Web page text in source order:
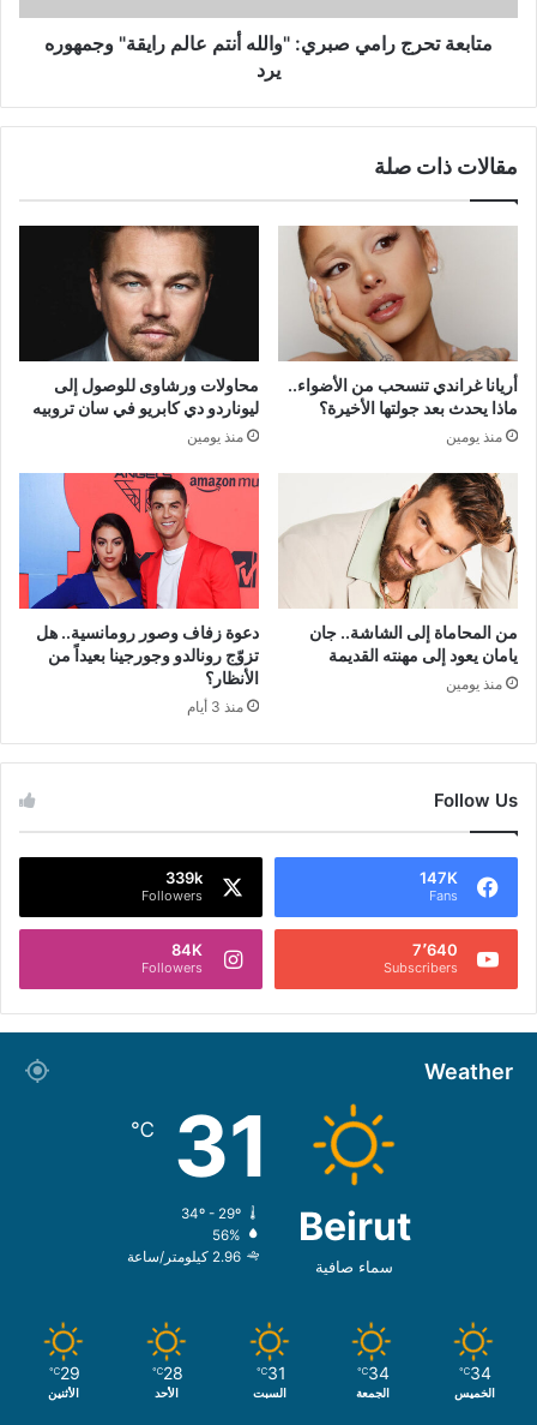
وجمهوره
متابعة تحرج رامي صبري: "والله أنتم عالم رايقة" وجمهوره
يرد
مقالات ذات صلة
أريانا غراندي تنسحب من الأضواء..
ماذا يحدث بعد جولتها الأخيرة؟
منذ يومين
محاولات ورشاوى للوصول إلى
ليوناردو دي كابريو في سان تروبيه
منذ يومين
من المحاماة إلى الشاشة.. جان
يامان يعود إلى مهنته القديمة
منذ يومين
دعوة زفاف وصور رومانسية.. هل
تزوّج رونالدو وجورجينا بعيداً من
الأنظار؟
منذ 3 أيام
Follow Us
147K
Fans
339k
Followers
7٬640
Subscribers
84K
Followers
Weather
Beirut
سماء صافية
31
℃
34º - 29º
56%
2.96 كيلومتر/ساعة
34
℃
الخميس
34
℃
الجمعة
31
℃
السبت
28
℃
الأحد
29
℃
الأثنين